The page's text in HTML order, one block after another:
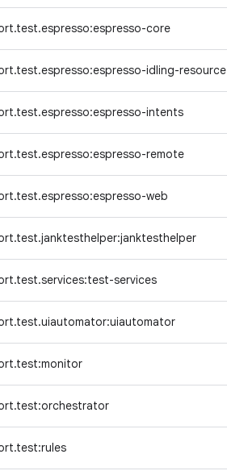
core
idling-resource
intents
remote
web
services